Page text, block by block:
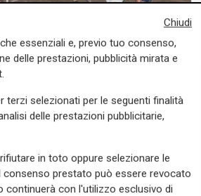
il 28 agosto la
dell'estate, preti e
contro sindaci e
08/08/2026
di Redazione
Chiudi
essenziali e, previo tuo consenso,
delle prestazioni, pubblicità mirata e
terzi selezionati per le seguenti finalità
delle prestazioni pubblicitarie,
in toto oppure selezionare le
prestato può essere revocato
continuerà con l'utilizzo esclusivo di